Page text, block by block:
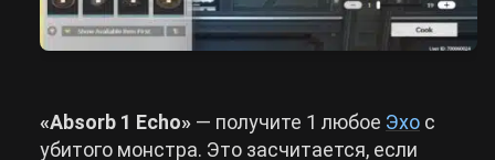
«Absorb 1 Echo» — получите 1 любое Эхо с
убитого монстра. Это засчитается, если